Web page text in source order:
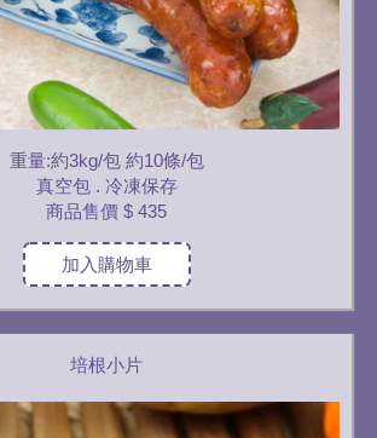
重量:約3kg/包 約10條/包
真空包 . 冷凍保存
商品售價 $ 435
加入購物車
培根小片